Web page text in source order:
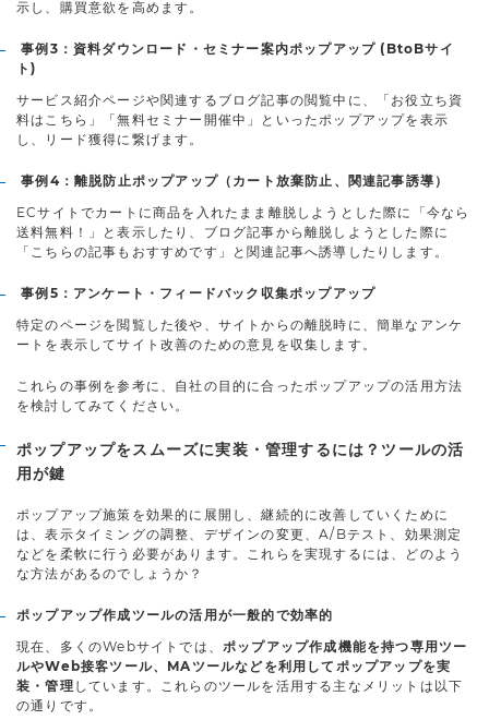
示し、購買意欲を高めます。
事例3：資料ダウンロード・セミナー案内ポップアップ (BtoBサイ
ト)
サービス紹介ページや関連するブログ記事の閲覧中に、「お役立ち資
料はこちら」「無料セミナー開催中」といったポップアップを表示
し、リード獲得に繋げます。
事例4：離脱防止ポップアップ（カート放棄防止、関連記事誘導）
ECサイトでカートに商品を入れたまま離脱しようとした際に「今なら
送料無料！」と表示したり、ブログ記事から離脱しようとした際に
「こちらの記事もおすすめです」と関連記事へ誘導したりします。
事例5：アンケート・フィードバック収集ポップアップ
特定のページを閲覧した後や、サイトからの離脱時に、簡単なアンケ
ートを表示してサイト改善のための意見を収集します。
これらの事例を参考に、自社の目的に合ったポップアップの活用方法
を検討してみてください。
ポップアップをスムーズに実装・管理するには？ツールの活
用が鍵
ポップアップ施策を効果的に展開し、継続的に改善していくために
は、表示タイミングの調整、デザインの変更、A/Bテスト、効果測定
などを柔軟に行う必要があります。これらを実現するには、どのよう
な方法があるのでしょうか？
ポップアップ作成ツールの活用が一般的で効率的
現在、多くのWebサイトでは、 ポップアップ作成機能を持つ専用ツー
ルやWeb接客ツール、MAツールなどを利用してポップアップを実
装・管理 しています。これらのツールを活用する主なメリットは以下
の通りです。